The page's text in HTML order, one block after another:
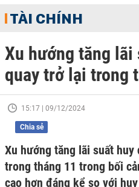
TÀI CHÍNH
Xu hướng tăng lãi
quay trở lại trong
15:17 | 09/12/2024
Chia sẻ
Xu hướng tăng lãi suất
trong tháng 11 trong bối
cao hơn đáng kể so với